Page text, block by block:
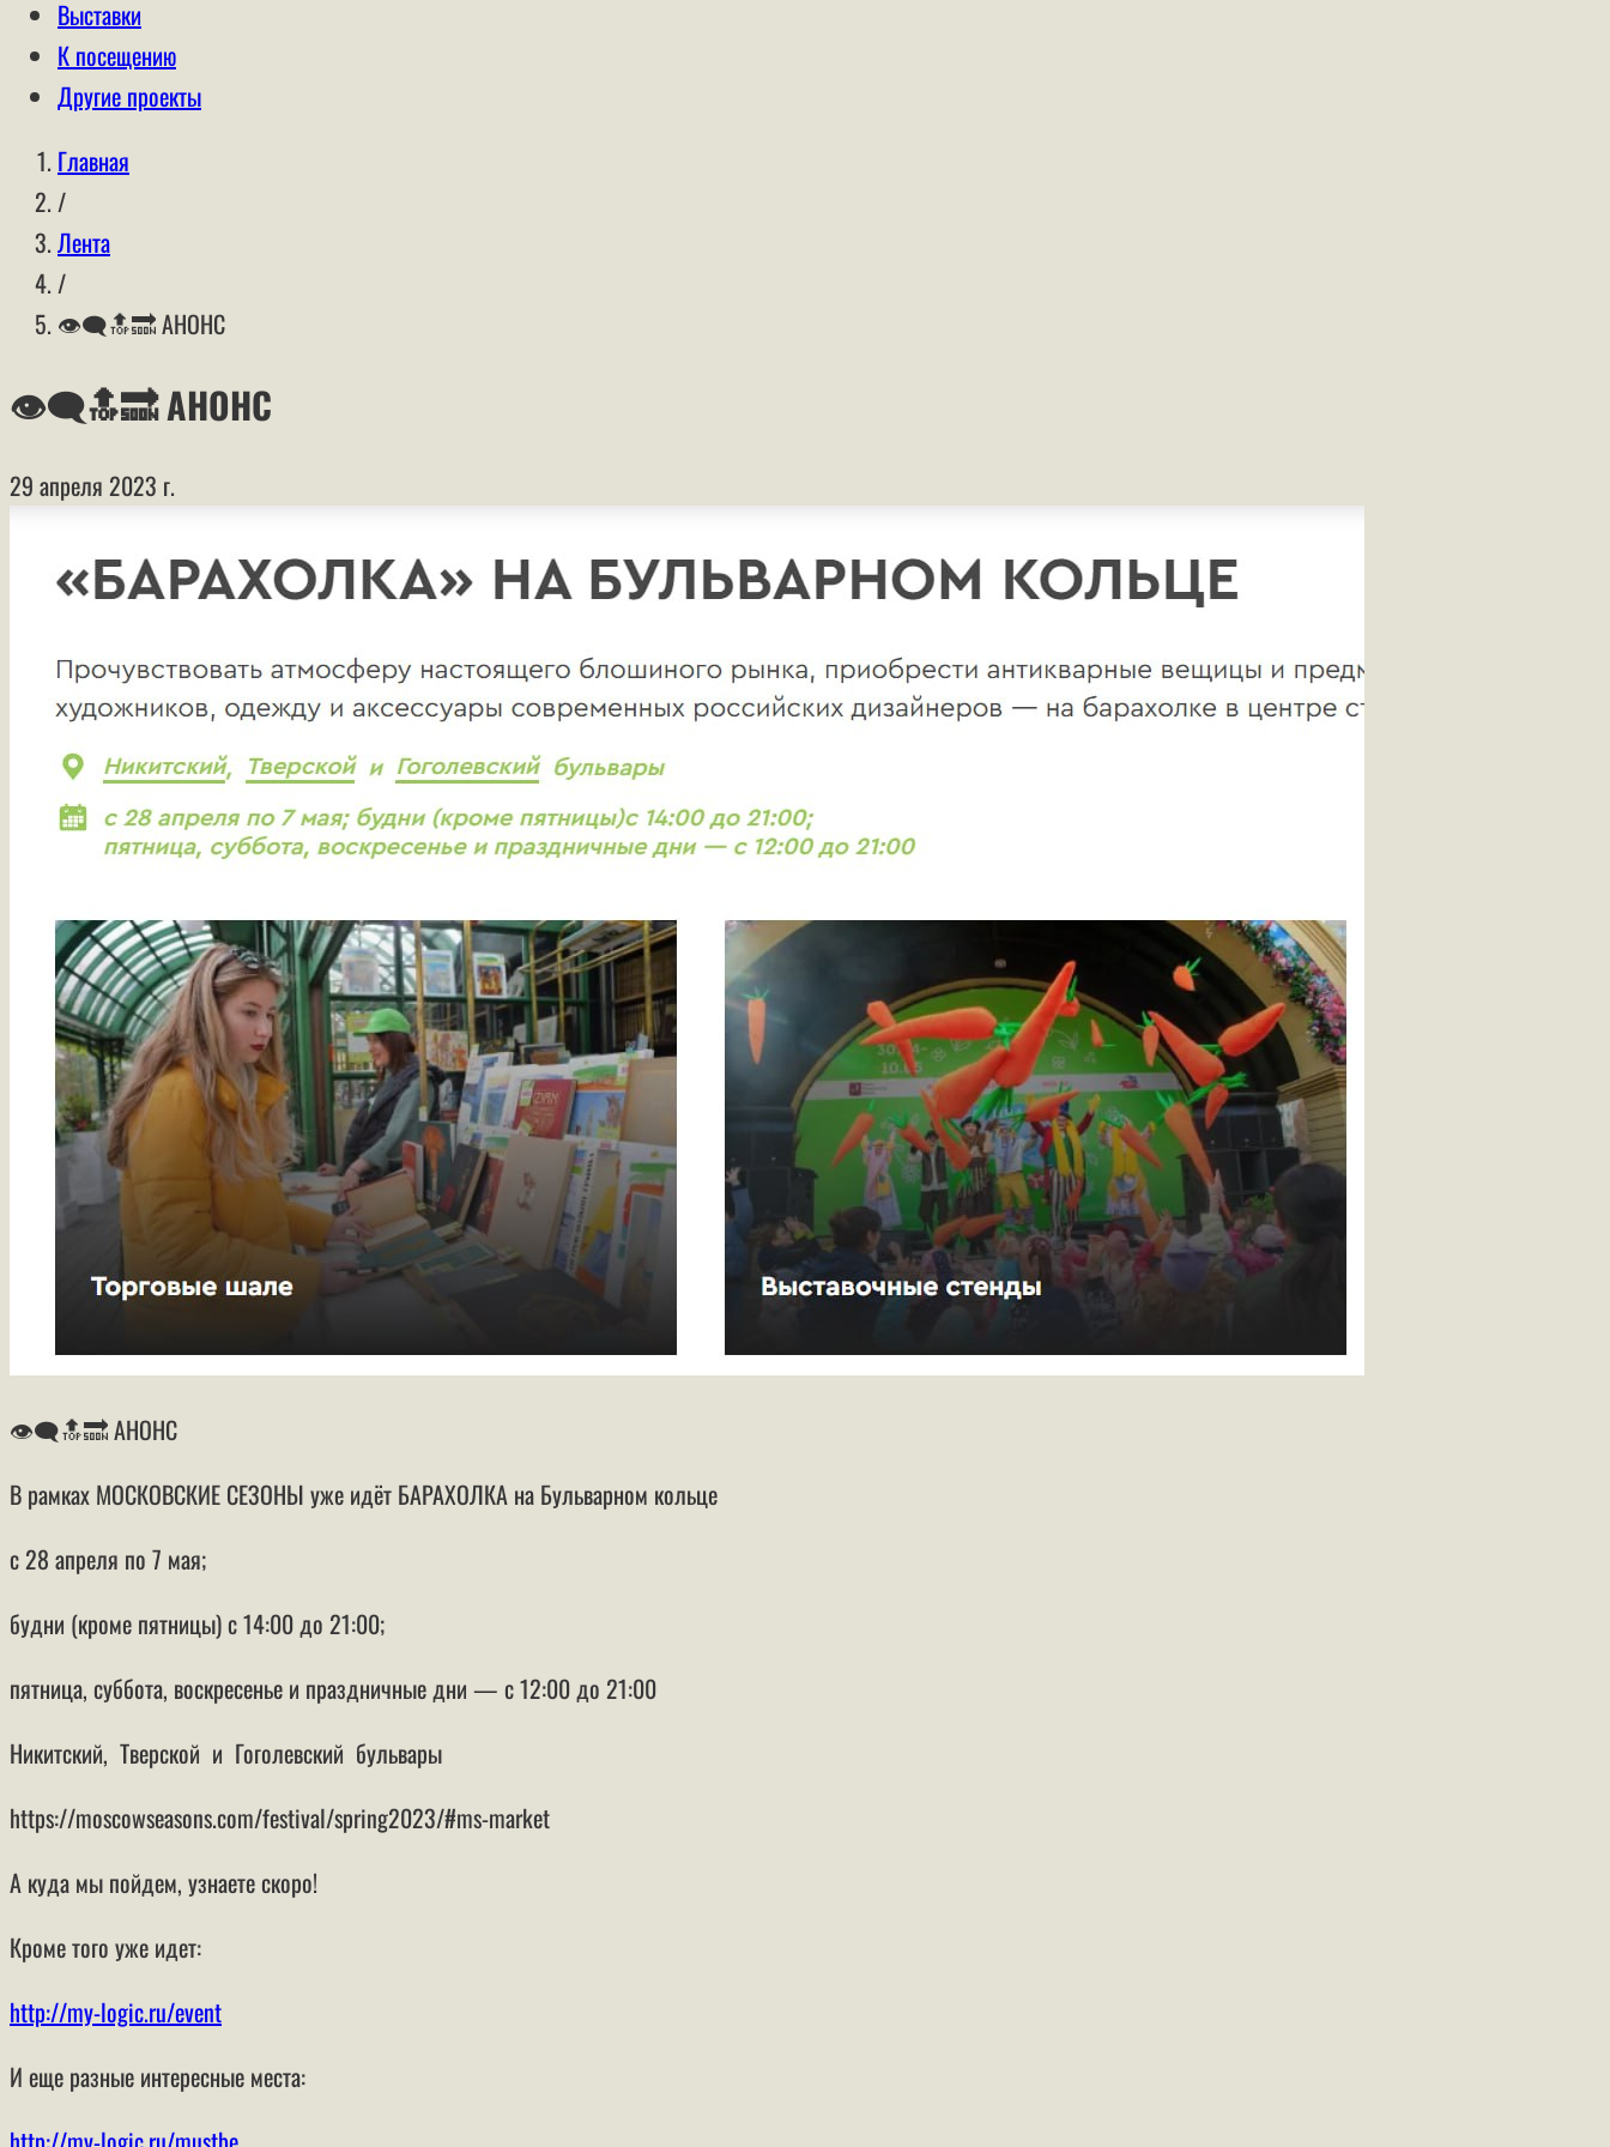
Выставки
К посещению
Другие проекты
Главная
/
Лента
/
👁‍🗨🔝🔜 АНОНС
👁‍🗨🔝🔜 АНОНС
29 апреля 2023 г.
👁‍🗨🔝🔜 АНОНС
В рамках МОСКОВСКИЕ СЕЗОНЫ уже идёт БАРАХОЛКА на Бульварном кольце
с 28 апреля по 7 мая;
будни (кроме пятницы) с 14:00 до 21:00;
пятница, суббота, воскресенье и праздничные дни — с 12:00 до 21:00
Никитский, Тверской и Гоголевский бульвары
​​​​​​​https://moscowseasons.com/festival/spring2023/#ms-market
А куда мы пойдем, узнаете скоро!
Кроме того уже идет:
http://my-logic.ru/event
И еще разные интересные места: